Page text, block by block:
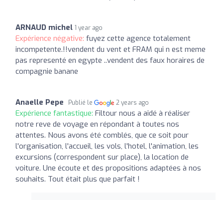
ARNAUD michel 1 year ago
Expérience négative: fuyez cette agence totalement
incompetente.!!vendent du vent et FRAM qui n est meme
pas representé en egypte ..vendent des faux horaires de
compagnie banane
Anaelle Pepe Publié le 2 years ago
Expérience fantastique: Filtour nous a aidé à réaliser
notre reve de voyage en répondant à toutes nos
attentes. Nous avons été comblés, que ce soit pour
l'organisation, l'accueil, les vols, l'hotel, l'animation, les
excursions (correspondent sur place), la location de
voiture. Une écoute et des propositions adaptées à nos
souhaits. Tout était plus que parfait !